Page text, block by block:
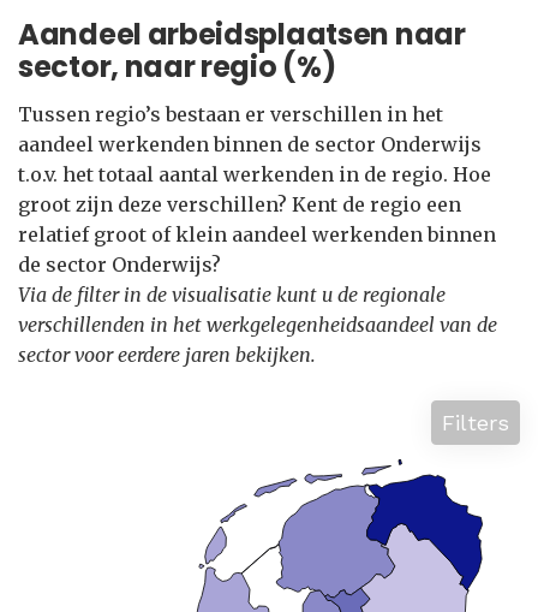
Aandeel arbeidsplaatsen naar
sector, naar regio (%)
Tussen regio’s bestaan er verschillen in het
aandeel werkenden binnen de sector Onderwijs
t.o.v. het totaal aantal werkenden in de regio. Hoe
groot zijn deze verschillen? Kent de regio een
relatief groot of klein aandeel werkenden binnen
de sector Onderwijs?
Via de filter in de visualisatie kunt u de regionale
verschillenden in het werkgelegenheidsaandeel van de
sector voor eerdere jaren bekijken.
Filters